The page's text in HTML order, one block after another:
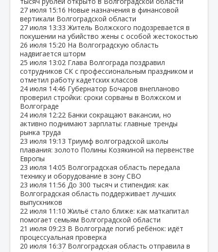
27 июля 15:16 Новые назначения в финансовой
вертикали Волгоградской области
27 июля 13:33 Житель Волжского подозревается в
покушении на убийство жены с особой жестокостью
26 июля 15:20 На Волгоградскую область
надвигается шторм
25 июля 13:02 Глава Волгограда поздравил
сотрудников СК с профессиональным праздником и
отметил работу кадетских классов
24 июля 14:46 Губернатор Бочаров внепланово
проверил стройки: сроки сорваны в Волжском и
Волгограде
24 июля 12:22 Банки сокращают вакансии, но
активно поднимают зарплаты: главные тренды
рынка труда
23 июля 19:13 Триумф волгоградской школы
плавания: золото Полины Козякиной на первенстве
Европы
23 июля 14:05 Волгоградская область передала
технику и оборудование в зону СВО
23 июля 11:56 До 300 тысяч и стипендия: как
Волгоградская область поддерживает лучших
выпускников
22 июля 11:10 Жильё стало ближе: как маткапитал
помогает семьям Волгоградской области
21 июля 09:23 В Волгограде погиб ребёнок: идёт
процессуальная проверка
20 июля 16:37 Волгоградская область отправила в